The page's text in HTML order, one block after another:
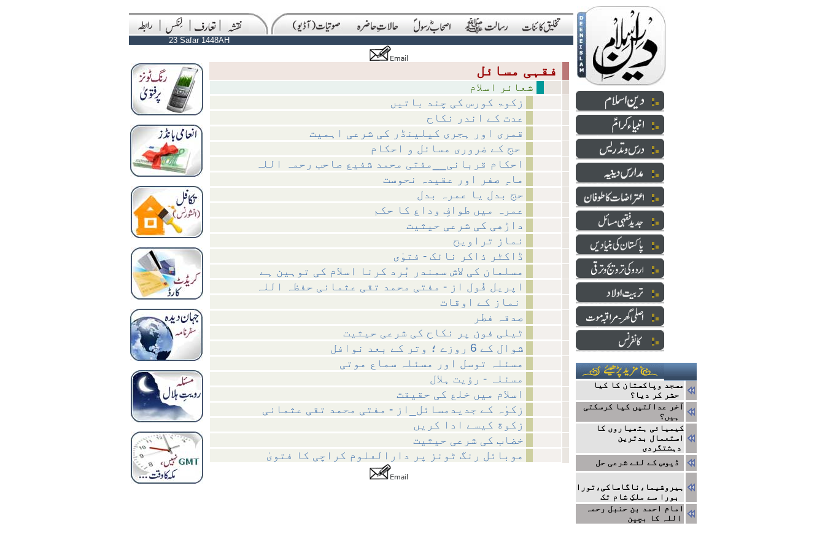
23 Safar 1448AH
زکوۃ کورس کی چند باتیں
عدت کے اندر نکاح
قمری اور ہجری کیلینڈر کی شرعی اہمیت
احکام قربانی__مفتی محمد شفیع صاحب رحمہ اللہ
ماہِ صفر اور عقیدہ نحوست
حج بدل یا عمرہ بدل
عمرہ میں طوافِ وداع کا حکم
داڑھی کی شرعی حیثیت
نماز تراویح
ڈاکٹر ذاکر نائک - فتوٰی
مسلمان کی لاش سمندر بُرد کرنا اسلام کی توہین ہے
اپریل فُول از - مفتی محمد تقی عثمانی حفظہ اللہ
صدقہ فطر
ٹیلی فون پر نکاح کی شرعی حیثیت
شوال کے 6 روزے ؛ وتر کے بعد نوافل
مسئلہ توسل اور مسئلہ سماع موتی
مسئلہ - رؤیت ہلال
اسلام میں خلع کی حقیقت
زکوٰہ کے جدیدمسائل_از - مفتی محمد تقی عثمانی
زکوة کیسے ادا کریں
خضاب کی شرعی حیثیت
موبائل رنگ ٹونز پر دارالعلوم کراچی کا فتویٰ
مسجد وپاکستان کا کیا
حشر کر دیا؟
آخر عدالتیں کیا کرسکتی
کیمیائی ہتھیاروں کا
استعمال بدترین
دہشتگردی
ہیروشیما،ناگاساکی،تورا
امام احمد بن حنبل رحمہ
اللہ کا بچپن